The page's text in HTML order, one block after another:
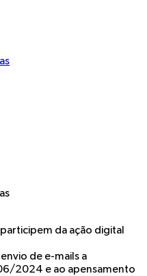
da ação digital
de e-mails a
2024 e ao apensamento